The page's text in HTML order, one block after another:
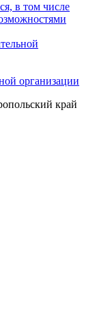
в том числе
организации
край